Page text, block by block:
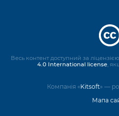
Компанія «Kitsoft» —
Мапа
Весь контент доступний за ліцензією
4.0 International license ,